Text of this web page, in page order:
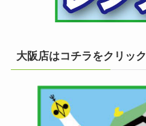
大阪店はコチラをクリック